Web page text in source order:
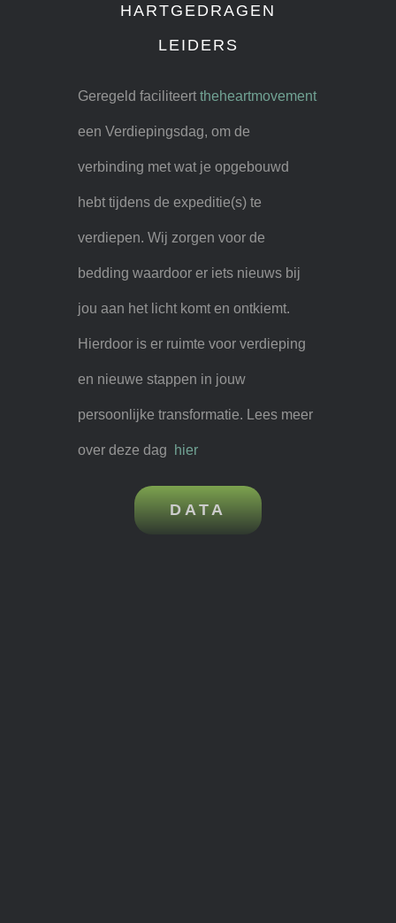
HARTGEDRAGEN
LEIDERS
Geregeld faciliteerttheheartmovement
een Verdiepingsdag, om de
verbinding met wat je opgebouwd
hebt tijdens de expeditie(s) te
verdiepen. Wij zorgen voor de
bedding waardoor er iets nieuws bij
jou aan het licht komt en ontkiemt.
Hierdoor is er ruimte voor verdieping
en nieuwe stappen in jouw
persoonlijke transformatie. Lees meer
over deze dag hier
DATA